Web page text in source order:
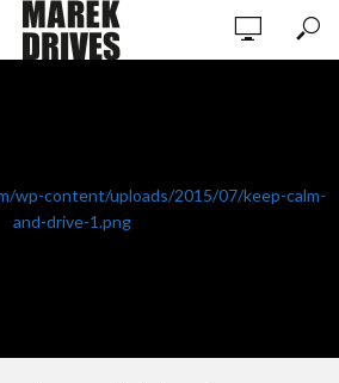
wp-content/uploads/2015/07/keep-calm-
and-drive-1.png